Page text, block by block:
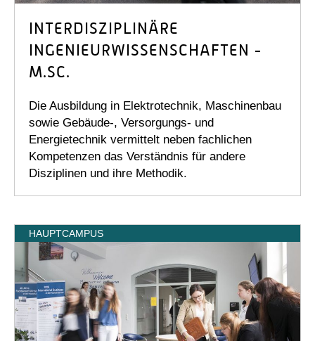
INTERDISZIPLINÄRE
INGENIEURWISSENSCHAFTEN -
M.SC.
Die Ausbildung in Elektrotechnik, Maschinenbau
sowie Gebäude-, Versorgungs- und
Energietechnik vermittelt neben fachlichen
Kompetenzen das Verständnis für andere
Disziplinen und ihre Methodik.
HAUPTCAMPUS